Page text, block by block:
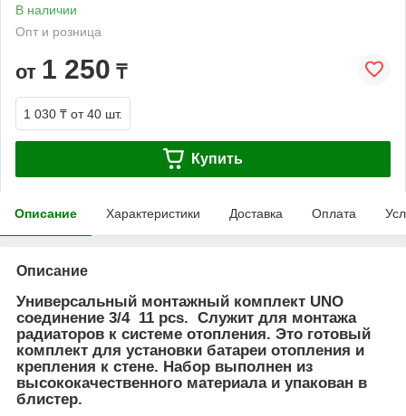
В наличии
Опт и розница
от 1 250 ₸
1 030 ₸ от 40 шт.
Купить
Описание Характеристики Доставка Оплата
Описание
Универсальный монтажный комплект UNO
соединение 3/4 11 pcs. Служит для монтажа
радиаторов к системе отопления. Это готовый
комплект для установки батареи отопления и
крепления к стене. Набор выполнен из
высококачественного материала и упакован в
блистер.